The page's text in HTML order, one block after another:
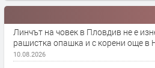
Линчът на човек в Пловдив не е
рашистка опашка и с корени още в
10.08.2026